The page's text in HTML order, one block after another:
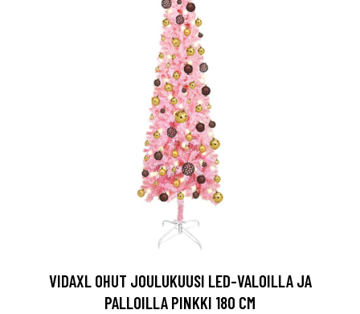
VIDAXL OHUT JOULUKUUSI LED-VALOILLA JA
PALLOILLA PINKKI 180 CM